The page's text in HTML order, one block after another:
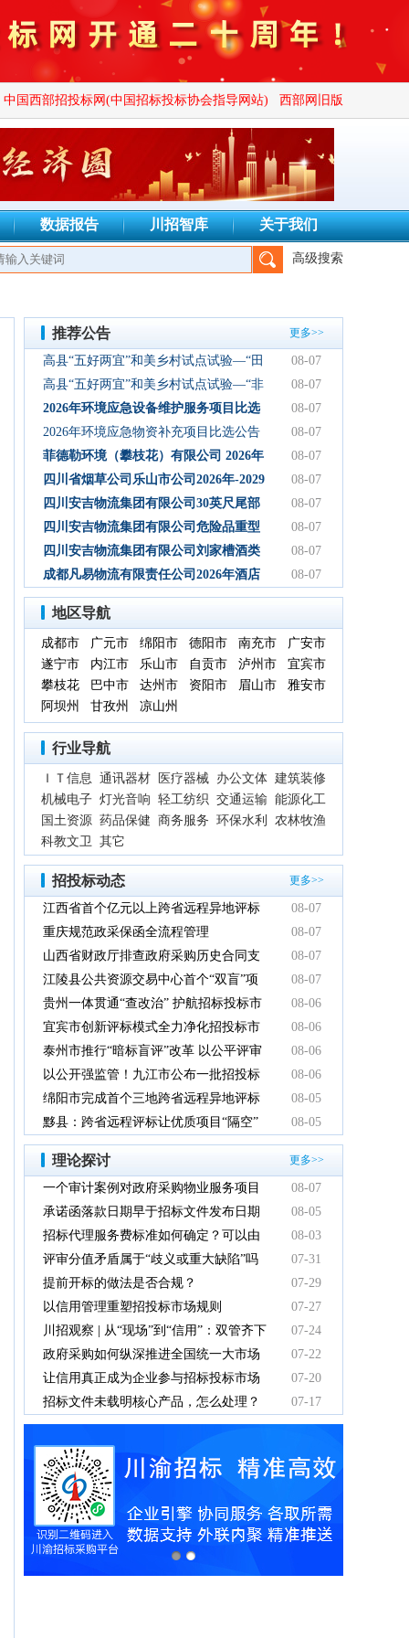
中国西部招投标网(中国招标投标协会指导网站) 西部网旧版
数据报告 川招智库 关于我们
工程咨询有限公司、四川善信峰达工程项目管理咨询有
高级搜索
推荐公告 更多>>
高县“五好两宜”和美乡村试点试验—“田
园逸趣•农耕研学”农文旅融合新场景项
目初步设计服务结果公告
08-07
高县“五好两宜”和美乡村试点试验—“非
遗传承·研学体验”文化产业园建设项目
初步设计服务结果公告
08-07
2026年环境应急设备维护服务项目比选
公告
08-07
2026年环境应急物资补充项目比选公告
08-07
菲德勒环境（攀枝花）有限公司 2026年
第三季度第二次碳酸钠 招标公告（第二
次）
08-07
四川省烟草公司乐山市公司2026年-2029
年乐山物流中心卷烟装卸分拣服务中标
候选人公示
08-07
四川安吉物流集团有限公司30英尺尾部
自卸式集装箱采购项目成交候选人公示
08-07
四川安吉物流集团有限公司危险品重型
罐式半挂车项目成交候选人公示
08-07
四川安吉物流集团有限公司刘家槽酒类
绿色智慧物流园职业病危害预评价服务
（二次）成交候选人公示
08-07
成都凡易物流有限责任公司2026年酒店
空调采购及安装项目（第三次）评审结
果公示
08-07
地区导航
成都市 广元市 绵阳市 德阳市 南充市
广安市
遂宁市
内江市 乐山市 自贡市 泸州市
宜宾市
攀枝花
巴中市 达州市 资阳市 眉山市
雅安市
阿坝州
甘孜州 凉山州
行业导航
ＩＴ信息 通讯器材 医疗器械 办公文体 建筑装修
机械电子 灯光音响 轻工纺织 交通运输 能源化工
国土资源 药品保健 商务服务 环保水利
农林牧渔
科教文卫 其它
招投标动态 更多>>
江西省首个亿元以上跨省远程异地评标
项目在鹰潭市完成
08-07
重庆规范政采保函全流程管理
08-07
山西省财政厅排查政府采购历史合同支
付情况
08-07
江陵县公共资源交易中心首个“双盲”项
目顺利完成
08-07
贵州一体贯通“查改治” 护航招标投标市
场规范健康发展
08-06
宜宾市创新评标模式全力净化招投标市
场环境
08-06
泰州市推行“暗标盲评”改革 以公平评审
推动政府采购提质增效
08-06
以公开强监管！九江市公布一批招投标
领域系统整治典型案例
08-06
绵阳市完成首个三地跨省远程异地评标
项目
08-05
黟县：跨省远程评标让优质项目“隔空”
落地
08-05
理论探讨 更多>>
一个审计案例对政府采购物业服务项目
的警示
08-07
承诺函落款日期早于招标文件发布日期
有效吗
08-05
招标代理服务费标准如何确定？可以由
中标人支付吗？
08-03
评审分值矛盾属于“歧义或重大缺陷”吗
07-31
提前开标的做法是否合规？
07-29
以信用管理重塑招投标市场规则
07-27
川招观察 | 从“现场”到“信用”：双管齐下
重塑招投标新秩序
07-24
政府采购如何纵深推进全国统一大市场
建设
07-22
让信用真正成为企业参与招标投标市场
竞争的“通行证”
07-20
招标文件未载明核心产品，怎么处理？
07-17